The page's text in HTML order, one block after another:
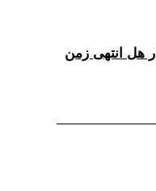
هل انتهى زمن